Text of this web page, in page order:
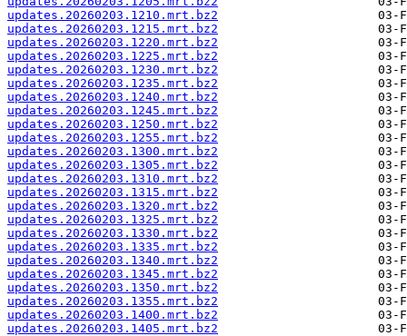
updates.20260203.1210.mrt.bz2
updates.20260203.1215.mrt.bz2
updates.20260203.1220.mrt.bz2
updates.20260203.1225.mrt.bz2
updates.20260203.1230.mrt.bz2
updates.20260203.1235.mrt.bz2
updates.20260203.1240.mrt.bz2
updates.20260203.1245.mrt.bz2
updates.20260203.1250.mrt.bz2
updates.20260203.1255.mrt.bz2
updates.20260203.1300.mrt.bz2
updates.20260203.1305.mrt.bz2
updates.20260203.1310.mrt.bz2
updates.20260203.1315.mrt.bz2
updates.20260203.1320.mrt.bz2
updates.20260203.1325.mrt.bz2
updates.20260203.1330.mrt.bz2
updates.20260203.1335.mrt.bz2
updates.20260203.1340.mrt.bz2
updates.20260203.1345.mrt.bz2
updates.20260203.1350.mrt.bz2
updates.20260203.1355.mrt.bz2
updates.20260203.1400.mrt.bz2
updates.20260203.1405.mrt.bz2